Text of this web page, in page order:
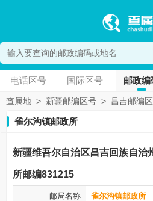
电话区号 国际区号 邮政编
查属地 > 新疆邮编区号 > 昌吉邮编
雀尔沟镇邮政所
新疆维吾尔自治区昌吉回族自治
所邮编831215
邮局名称 雀尔沟镇邮政所